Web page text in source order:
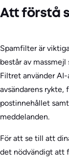
Att förstå
Spamfilter är
består av
Filtret använder
avsändarens rykte,
postinnehållet
meddelanden.
För att se till att
det nödvändigt att